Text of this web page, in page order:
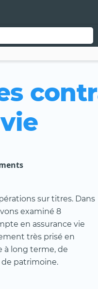
sur titres. Dans
examiné 8
en assurance vie
très prisé en
à long terme, de
de patrimoine.